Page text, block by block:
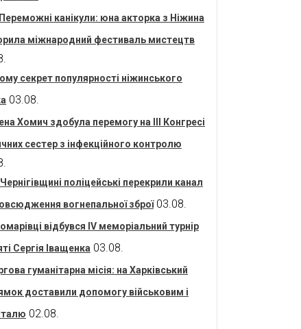
Переможні канікули: юна акторка з Ніжина
міжнародний фестиваль мистецтв
секрет популярності ніжинського
03.08.
Хомич здобула перемогу на ІІІ Конгресі
сестер з інфекційного контролю
поліцейські перекрили канал
вогнепальної зброї 03.08.
відбувся IV меморіальний турнір
Сергія Іващенка 03.08.
гуманітарна місія: на Харківський
доставили допомогу військовим і
02.08.